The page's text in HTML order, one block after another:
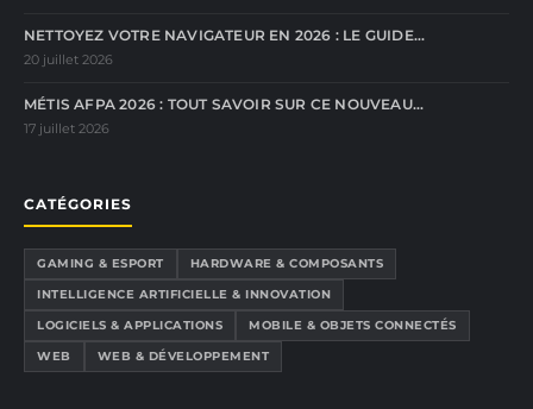
NETTOYEZ VOTRE NAVIGATEUR EN 2026 : LE GUIDE…
20 juillet 2026
MÉTIS AFPA 2026 : TOUT SAVOIR SUR CE NOUVEAU…
17 juillet 2026
CATÉGORIES
GAMING & ESPORT
HARDWARE & COMPOSANTS
INTELLIGENCE ARTIFICIELLE & INNOVATION
LOGICIELS & APPLICATIONS
MOBILE & OBJETS CONNECTÉS
WEB
WEB & DÉVELOPPEMENT